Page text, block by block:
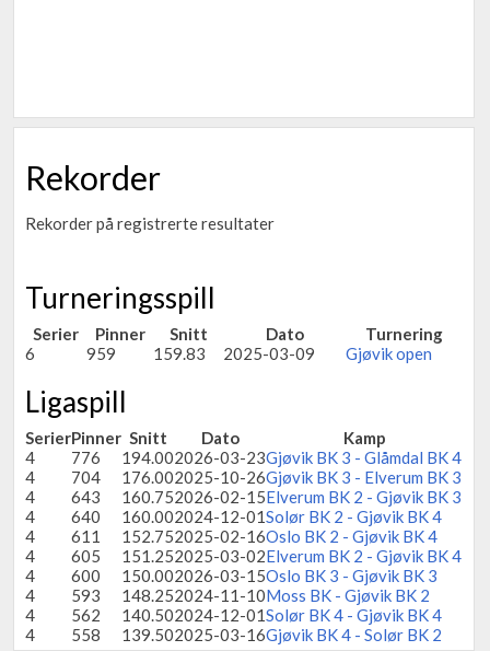
Rekorder
Rekorder på registrerte resultater
Turneringsspill
Serier Pinner Snitt Dato
Turnering
6
959 159.83 2025-03-09 Gjøvik open
Ligaspill
SerierPinner Snitt Dato
Kamp
4
776 194.002026-03-23Gjøvik BK 3 - Glåmdal BK 4
4
704 176.002025-10-26Gjøvik BK 3 - Elverum BK 3
4
643 160.752026-02-15Elverum BK 2 - Gjøvik BK 3
4
640 160.002024-12-01Solør BK 2 - Gjøvik BK 4
4
611 152.752025-02-16Oslo BK 2 - Gjøvik BK 4
4
605 151.252025-03-02Elverum BK 2 - Gjøvik BK 4
4
600 150.002026-03-15Oslo BK 3 - Gjøvik BK 3
4
593 148.252024-11-10Moss BK - Gjøvik BK 2
4
562 140.502024-12-01Solør BK 4 - Gjøvik BK 4
4
558 139.502025-03-16Gjøvik BK 4 - Solør BK 2